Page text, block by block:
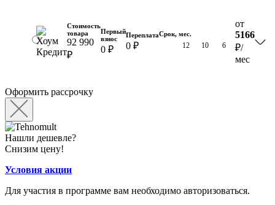
Стоимость
товара
92 990
₽
Первый
взнос
0 ₽
Переплата
0 ₽
Срок, мес.
12 10 6
от
5166
₽/
мес
Оформить рассрочку
Нашли дешевле?
Снизим цену!
Условия акции
Для участия в программе вам необходимо авторизоваться.